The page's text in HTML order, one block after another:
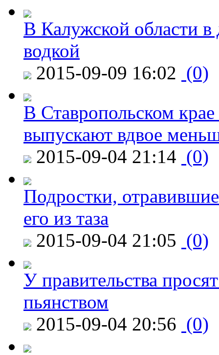
В Калужской области в
водкой
2015-09-09 16:02 (0)
В Ставропольском
выпускают вдвое
2015-09-04 21:14 (0)
Подростки,
его из таза
2015-09-04 21:05 (0)
У правительства
пьянством
2015-09-04 20:56 (0)